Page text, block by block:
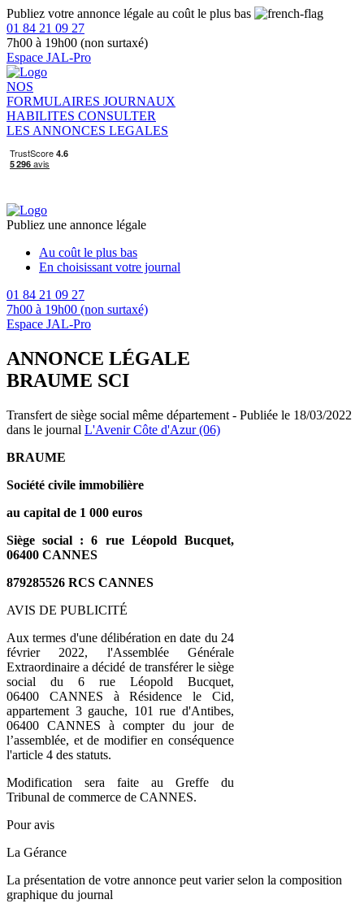
Publiez votre annonce légale au coût le plus bas
01 84 21 09 27
7h00 à 19h00 (non surtaxé)
Espace JAL-Pro
NOS
FORMULAIRES JOURNAUX
HABILITES CONSULTER
LES ANNONCES LEGALES
Publiez une annonce légale
Au coût le plus bas
En choisissant votre journal
01 84 21 09 27
7h00 à 19h00 (non surtaxé)
Espace JAL-Pro
ANNONCE LÉGALE
BRAUME SCI
Transfert de siège social même département - Publiée le 18/03/2022
dans le journal L'Avenir Côte d'Azur (06)
BRAUME
Société civile immobilière
au capital de 1 000 euros
Siège social : 6 rue Léopold Bucquet,
06400 CANNES
879285526 RCS CANNES
AVIS DE PUBLICITÉ
Aux termes d'une délibération en date du 24
février 2022, l'Assemblée Générale
Extraordinaire a décidé de transférer le siège
social du 6 rue Léopold Bucquet,
06400 CANNES à Résidence le Cid,
appartement 3 gauche, 101 rue d'Antibes,
06400 CANNES à compter du jour de
l’assemblée, et de modifier en conséquence
l'article 4 des statuts.
Modification sera faite au Greffe du
Tribunal de commerce de CANNES.
Pour avis
La Gérance
La présentation de votre annonce peut varier selon la composition
graphique du journal